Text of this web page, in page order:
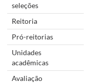
seleções
Reitoria
Pró-reitorias
Unidades
acadêmicas
Avaliação